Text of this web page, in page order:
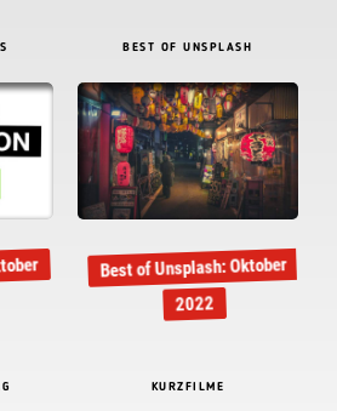
BEST OF UNSPLASH
Best of Unsplash: Oktober
2022
KURZFILME